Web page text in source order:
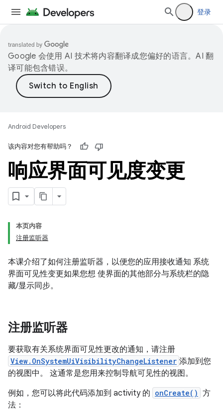
登录
Google 会使用 AI 技术将内容翻译成您偏好的语言。AI 翻
译可能包含错误。
Android Developers
该内容对您有帮助吗？
响应界面可见度变更
本页内容
注册监听器
本课介绍了如何注册监听器，以便您的应用接收通知 系统
界面可见性变更如果您想 使界面的其他部分与系统栏的隐
藏/显示同步。
注册监听器
要获取有关系统界面可见性更改的通知，请注册
View.OnSystemUiVisibilityChangeListener 添加到您
的视图中。 这通常是您用来控制导航可见性的视图。
例如，您可以将此代码添加到 activity 的 onCreate() 方
法：